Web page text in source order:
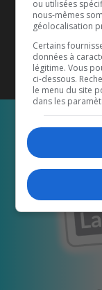
Coyote
ou utilisées
nous-mêmes
géolocalisation
Certains
données à
légitime. Vous
ci-dessous.
le menu du site
dans les